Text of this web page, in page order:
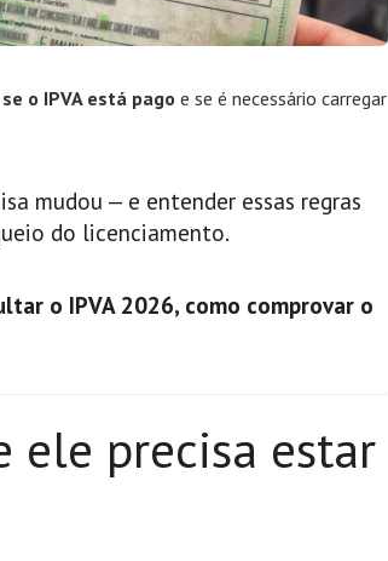
o IPVA está pago e se é necessário carregar
mudou — e entender essas regras
do licenciamento.
o IPVA 2026, como comprovar o
ele precisa estar